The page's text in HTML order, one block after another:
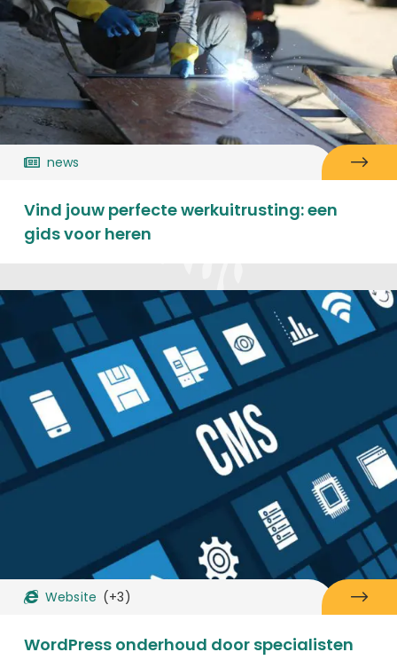
news
Vind jouw perfecte werkuitrusting: een
gids voor heren
Website (+3)
WordPress onderhoud door specialisten